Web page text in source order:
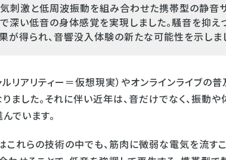
刺激と低周波振動を組み合わせた携帯型の静音サ
深い低音の身体感覚を実現しました。騒音を抑え
が得られ、音響没入体験の新たな可能性を示しま
リアリティー＝仮想現実）やオンラインライブの
ました。それに伴い近年は、音だけでなく、振動
でいます。
れらの技術の中でも、筋肉に微弱な電気を流す